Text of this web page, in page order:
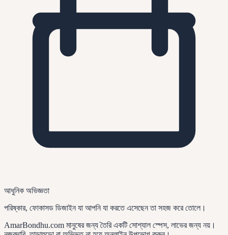
আধুনিক অভিজ্ঞতা
পরিষ্কার, ফোকাসড ডিজাইন যা আপনি যা করতে এসেছেন তা সহজ করে তোলে।
AmarBondhu.com মানুষের জন্য তৈরি একটি সোশ্যাল স্পেস, লাভের জন্য নয়।